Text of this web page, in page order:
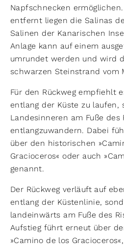
Napfschnecken
entfernt liegen die Salinas
Salinen der Kanarischen
Anlage kann auf einem
umrundet werden und wird
schwarzen Steinstrand vom
Für den Rückweg empfiehlt
entlang der Küste zu laufen,
Landesinneren am Fuße des
entlangzuwandern. Dabei
über den historischen
Gracioceros« oder auch
genannt.
Der Rückweg verläuft auf
entlang der Küstenlinie,
landeinwärts am Fuße des
Aufstieg führt erneut über
»Camino de los